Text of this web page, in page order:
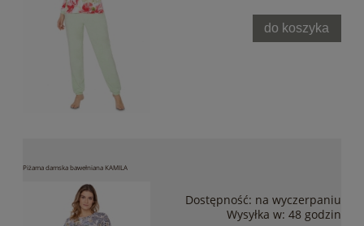
do koszyka
Piżama damska bawełniana KAMILA
Dostępność: na wyczerpaniu
Wysyłka w: 48 godzin